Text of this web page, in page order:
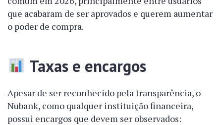
que acabaram de ser aprovados e querem aumentar
o poder de compra.
Taxas e encargos
Apesar de ser reconhecido pela transparência, o
Nubank, como qualquer instituição financeira,
possui encargos que devem ser observados: